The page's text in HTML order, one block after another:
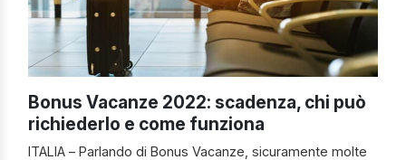
Bonus Vacanze 2022: scadenza, chi può
richiederlo e come funziona
ITALIA – Parlando di Bonus Vacanze, sicuramente molte